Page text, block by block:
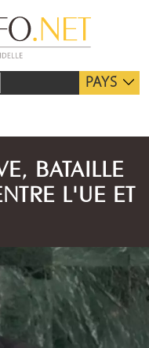
PAYS
BATAILLE
L'UE ET